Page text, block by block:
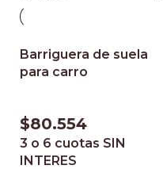
Barriguera de suela
para carro
$80.554
3 o 6 cuotas SIN
INTERES